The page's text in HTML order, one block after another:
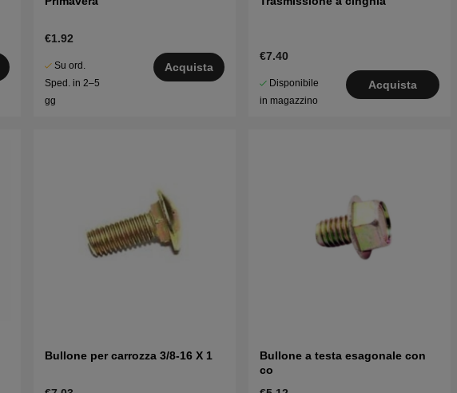
€1.92
Su ord.
Sped. in 2–5
gg
Acquista
€7.40
Disponibile
in magazzino
Acquista
Bullone per carrozza 3/8-16 X 1
Bullone a testa esagonale con
co